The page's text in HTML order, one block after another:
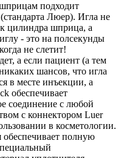
подходит
Люер). Игла не
цилиндра шприца, а
- это на полсекунды
не слетит!
а если пациент (а тем
шансов, что игла
в месте инъекции, а
обеспечивает
соединение с любой
с коннектором Luer
в косметологии.
полную